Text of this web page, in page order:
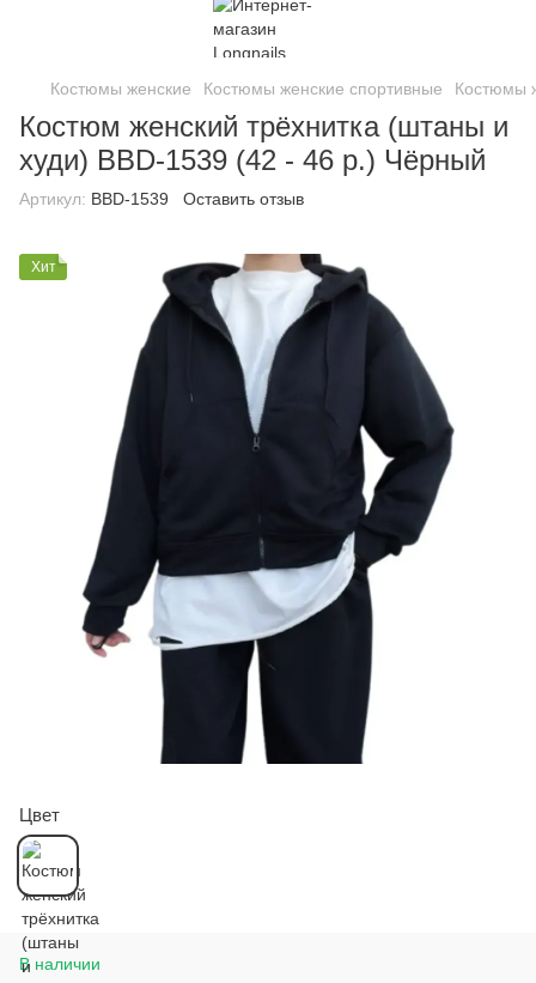
Костюмы женские Костюмы женские спортивные Костюмы
Костюм женский трёхнитка (штаны и
худи) BBD-1539 (42 - 46 р.) Чёрный
Артикул: BBD-1539 Оставить отзыв
Хит
Цвет
В наличии